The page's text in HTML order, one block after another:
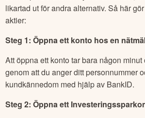
likartad ut för andra alternativ. Så här
aktier:
Steg 1: Öppna ett konto hos en
Att öppna ett konto tar bara någon
genom att du anger ditt personnummer
kundkännedom med hjälp av BankID.
Steg 2: Öppna ett